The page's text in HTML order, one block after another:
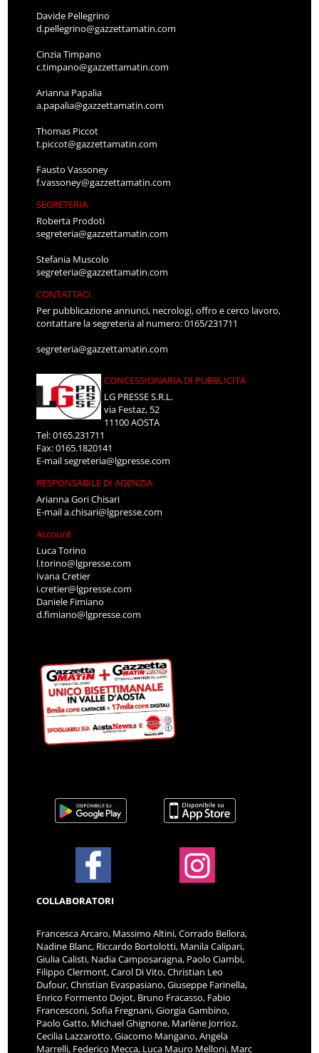
Davide Pellegrino
d.pellegrino@gazzettamatin.com
Cinzia Timpano
c.timpano@gazzettamatin.com
Arianna Papalia
a.papalia@gazzettamatin.com
Thomas Piccot
t.piccot@gazzettamatin.com
Fausto Vassoney
f.vassoney@gazzettamatin.com
SEGRETERIA
Roberta Prodoti
segreteria@gazzettamatin.com
Stefania Muscolo
segreteria@gazzettamatin.com
CONTATTACI
Per pubblicazione annunci, necrologi, offro e cerco lavoro,
contattare la segreteria al numero: 0165/231711
segreteria@gazzettamatin.com
CONCESSIONARIA DI PUBBLICITÀ
LG PRESSE S.R.L.
via Festaz, 52
11100 AOSTA
Tel: 0165.231711
Fax: 0165.1820141
E-mailsegreteria@lgpresse.com
RESPONSABILE DI AGENZIA
Arianna Gori Chisari
E-maila.chisari@lgpresse.com
Account
Luca Torino
l.torino@lgpresse.com
Ivana Cretier
i.cretier@lgpresse.com
Daniele Fimiano
d.fimiano@lgpresse.com
COLLABORATORI
Francesca Arcaro, Massimo Altini, Corrado Bellora,
Nadine Blanc, Riccardo Bortolotti, Manila Calipari,
Giulia Calisti, Nadia Camposaragna, Paolo Ciambi,
Filippo Clermont, Carol Di Vito, Christian Leo
Dufour, Christian Evaspasiano, Giuseppe Farinella,
Enrico Formento Dojot, Bruno Fracasso, Fabio
Francesconi, Sofia Fregnani, Giorgia Gambino,
Paolo Gatto, Michael Ghignone, Marlène Jorrioz,
Cecilia Lazzarotto, Giacomo Mangano, Angela
Marrelli, Federico Mecca, Luca Mauro Melloni, Marc